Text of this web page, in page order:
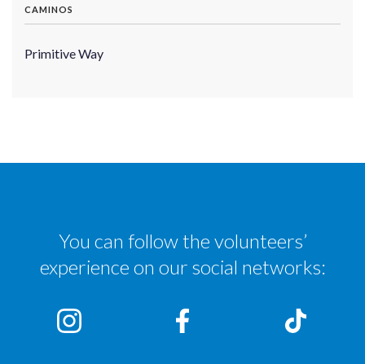
CAMINOS
Primitive Way
You can follow the volunteers’
experience on our social networks: